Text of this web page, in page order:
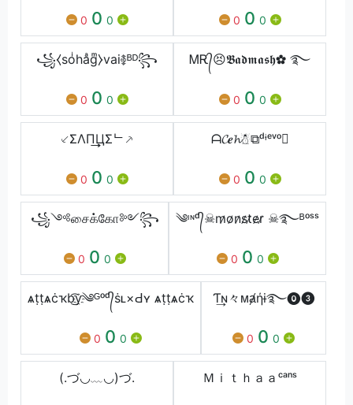
0 0 0 0 0 0
꧁⧼soͥhaͣgͫ⧽vai࿅ᴮᴰ꧂
0 0 0
ᎷᎡ᭄😣𝕭𝖆𝖉𝖒𝖆𝖘𝖍✿ ࿐
0 0 0
⸔ΣΛП͢͢͢ЦΣᄂ⸕
0 0 0
ᗩ𝓒𝒆𝓱☃⧉ᵈᶤᵉᵛᵒ
0 0 0
꧁༺சைக்கோ༻꧂
0 0 0
༄ᶦᶰᵈ᭄☠︎m̷o̷n̷s̷t̷e̷r̷ ☠︎࿐ᴮᵒˢˢ
0 0 0
ѧṭṭѧċҡb͜͡y҈༄ᴳᵒᵈ᭄ṡʟ×Ԁʏ ѧṭṭѧċҡ
0 0 0
Ƭ͢ɴ々ᴍⱥήɨ࿐⓿❸
0 0 0
(.づ◡﹏◡)づ. Ｍｉｔｈａａᶜᵃⁿˢ